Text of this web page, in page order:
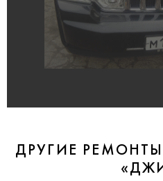
ДРУГИЕ